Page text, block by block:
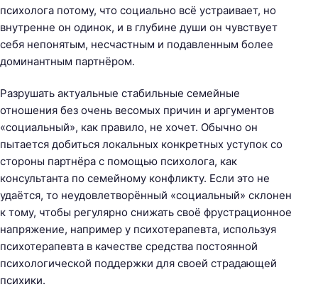
психолога потому, что социально всё устраивает, но
внутренне он одинок, и в глубине души он чувствует
себя непонятым, несчастным и подавленным более
доминантным партнёром.
Разрушать актуальные стабильные семейные
отношения без очень весомых причин и аргументов
«социальный», как правило, не хочет. Обычно он
пытается добиться локальных конкретных уступок со
стороны партнёра с помощью психолога, как
консультанта по семейному конфликту. Если это не
удаётся, то неудовлетворённый «социальный» склонен
к тому, чтобы регулярно снижать своё фрустрационное
напряжение, например у психотерапевта, используя
психотерапевта в качестве средства постоянной
психологической поддержки для своей страдающей
психики.